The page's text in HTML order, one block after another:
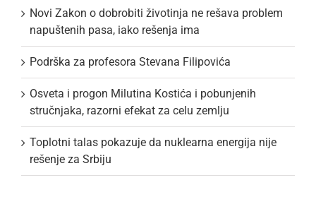
Novi Zakon o dobrobiti životinja ne rešava problem
napuštenih pasa, iako rešenja ima
Podrška za profesora Stevana Filipovića
Osveta i progon Milutina Kostića i pobunjenih
stručnjaka, razorni efekat za celu zemlju
Toplotni talas pokazuje da nuklearna energija nije
rešenje za Srbiju